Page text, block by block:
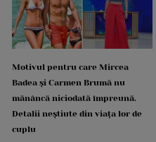
Motivul pentru care Mircea
Badea și Carmen Brumă nu
mănâncă niciodată împreună.
Detalii neștiute din viața lor de
cuplu